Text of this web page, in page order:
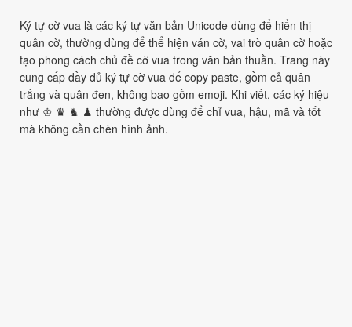
Ký tự cờ vua là các ký tự văn bản Unicode dùng để hiển thị
quân cờ, thường dùng để thể hiện ván cờ, vai trò quân cờ hoặc
tạo phong cách chủ đề cờ vua trong văn bản thuần. Trang này
cung cấp đầy đủ ký tự cờ vua để copy paste, gồm cả quân
trắng và quân đen, không bao gồm emoji. Khi viết, các ký hiệu
như ♔ ♛ ♞ ♟ thường được dùng để chỉ vua, hậu, mã và tốt
mà không cần chèn hình ảnh.